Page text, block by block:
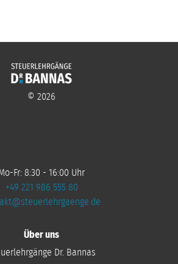
© 2026
Fr: 8:30 - 16:00 Uhr
+49 221 986 555 80
Über uns
Dr. Bannas